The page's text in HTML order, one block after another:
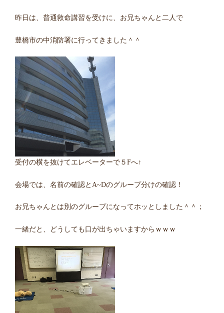
昨日は、普通救命講習を受けに、お兄ちゃんと二人で
豊橋市の中消防署に行ってきました＾＾
受付の横を抜けてエレベーターで５Fへ↑
会場では、名前の確認とA~Dのグループ分けの確認！
お兄ちゃんとは別のグループになってホッとしました＾＾；
一緒だと、どうしても口が出ちゃいますからｗｗｗ